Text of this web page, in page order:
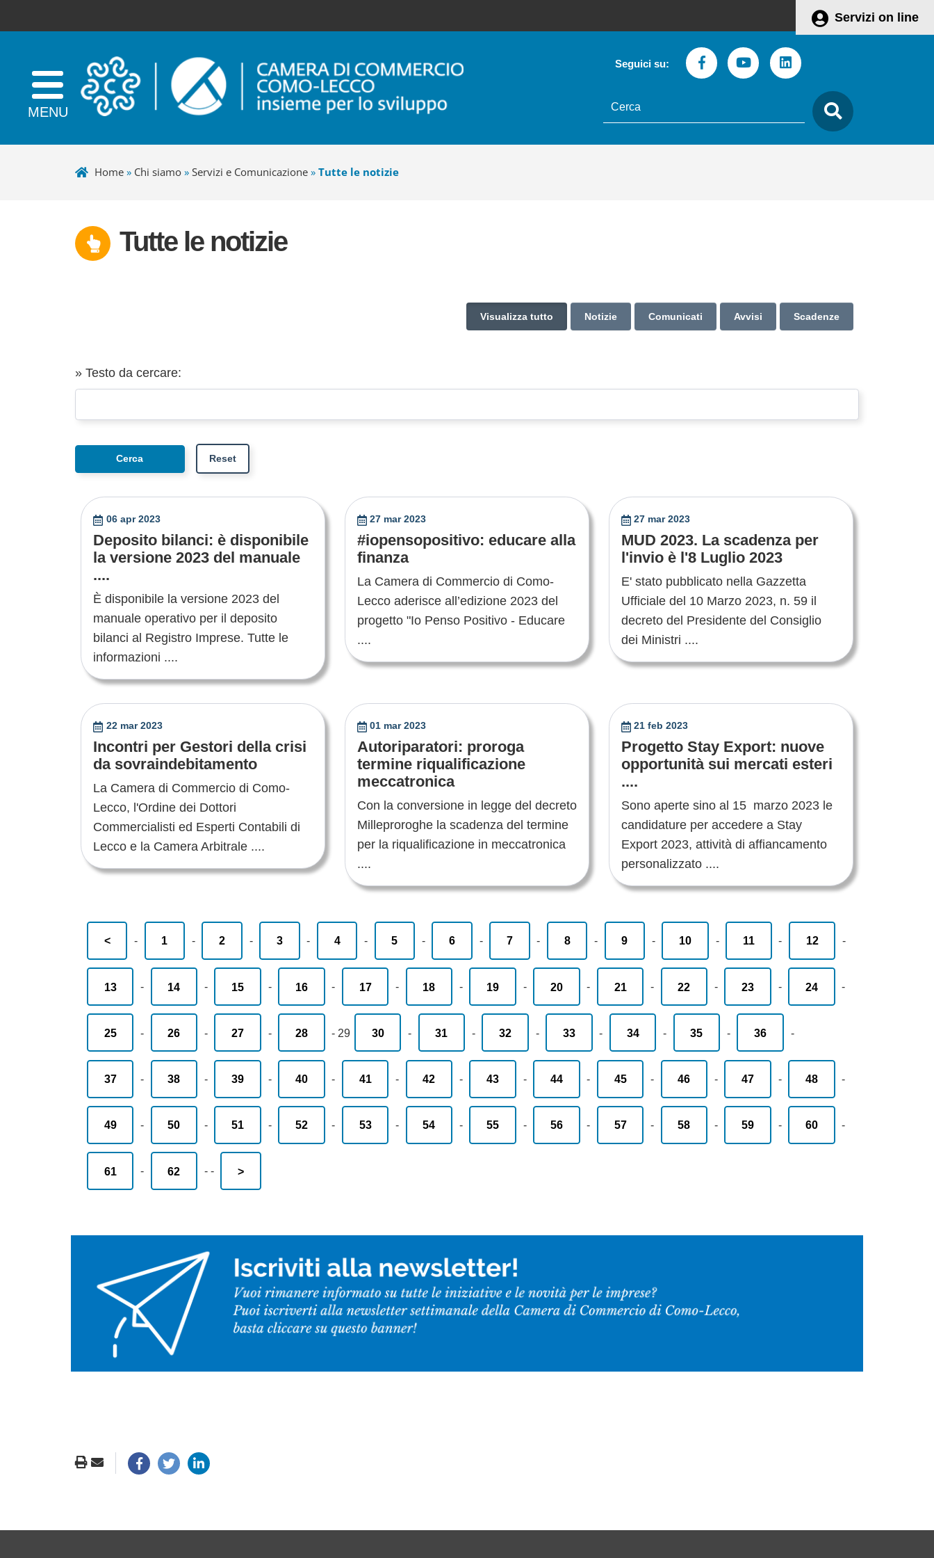
Servizi on line
Seguici su: FacebookYoutubeLinkedin
testo
da
cercare
Home» Chi siamo» Servizi e Comunicazione» Tutte le notizie
Tutte le notizie
Visualizza tutto Notizie Comunicati Avvisi Scadenze
» Testo da cercare:
06 apr 2023
Deposito bilanci: è disponibile
la versione 2023 del manuale
....
È disponibile la versione 2023 del
manuale operativo per il deposito
bilanci al Registro Imprese. Tutte le
informazioni ....
27 mar 2023
#iopensopositivo: educare alla
finanza
La Camera di Commercio di Como-
Lecco aderisce all’edizione 2023 del
progetto "Io Penso Positivo - Educare
....
27 mar 2023
MUD 2023. La scadenza per
l'invio è l'8 Luglio 2023
E' stato pubblicato nella Gazzetta
Ufficiale del 10 Marzo 2023, n. 59 il
decreto del Presidente del Consiglio
dei Ministri ....
22 mar 2023
Incontri per Gestori della crisi
da sovraindebitamento
La Camera di Commercio di Como-
Lecco, l'Ordine dei Dottori
Commercialisti ed Esperti Contabili di
Lecco e la Camera Arbitrale ....
01 mar 2023
Autoriparatori: proroga
termine riqualificazione
meccatronica
Con la conversione in legge del decreto
Milleproroghe la scadenza del termine
per la riqualificazione in meccatronica
....
21 feb 2023
Progetto Stay Export: nuove
opportunità sui mercati esteri
....
Sono aperte sino al 15 marzo 2023 le
candidature per accedere a Stay
Export 2023, attività di affiancamento
personalizzato ....
< - 1 - 2 - 3 - 4 - 5 - 6 - 7 - 8 - 9 - 10 - 11 - 12 -
13 - 14 - 15 - 16 - 17 - 18 - 19 - 20 - 21 - 22 - 23 - 24 -
25 - 26 - 27 - 28 - 29 30 - 31 - 32 - 33 - 34 - 35 - 36 -
37 - 38 - 39 - 40 - 41 - 42 - 43 - 44 - 45 - 46 - 47 - 48 -
49 - 50 - 51 - 52 - 53 - 54 - 55 - 56 - 57 - 58 - 59 - 60 -
61 - 62 - - >